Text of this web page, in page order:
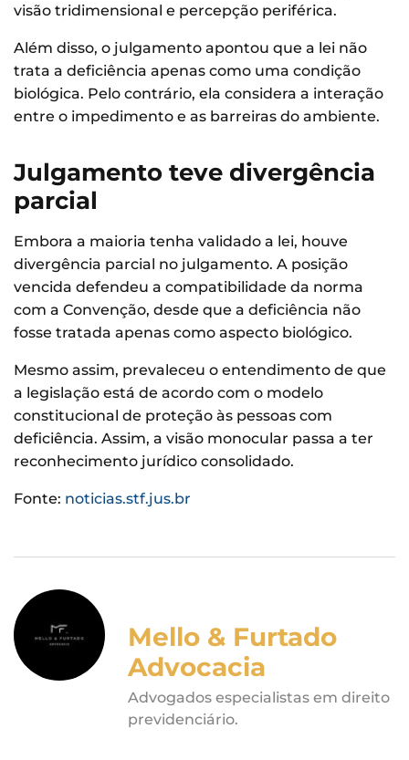
visão tridimensional e percepção periférica.
Além disso, o julgamento apontou que a lei não
trata a deficiência apenas como uma condição
biológica. Pelo contrário, ela considera a interação
entre o impedimento e as barreiras do ambiente.
Julgamento teve divergência
parcial
Embora a maioria tenha validado a lei, houve
divergência parcial no julgamento. A posição
vencida defendeu a compatibilidade da norma
com a Convenção, desde que a deficiência não
fosse tratada apenas como aspecto biológico.
Mesmo assim, prevaleceu o entendimento de que
a legislação está de acordo com o modelo
constitucional de proteção às pessoas com
deficiência. Assim, a visão monocular passa a ter
reconhecimento jurídico consolidado.
Fonte: noticias.stf.jus.br
Mello & Furtado
Advocacia
Advogados especialistas em direito
previdenciário.